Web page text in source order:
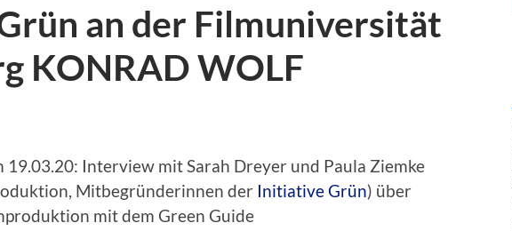
an der Filmuniversität
KONRAD WOLF
19.03.20: Interview mit Sarah Dreyer und Paula Ziemke
Mitbegründerinnen der Initiative Grün) über
mit dem Green Guide